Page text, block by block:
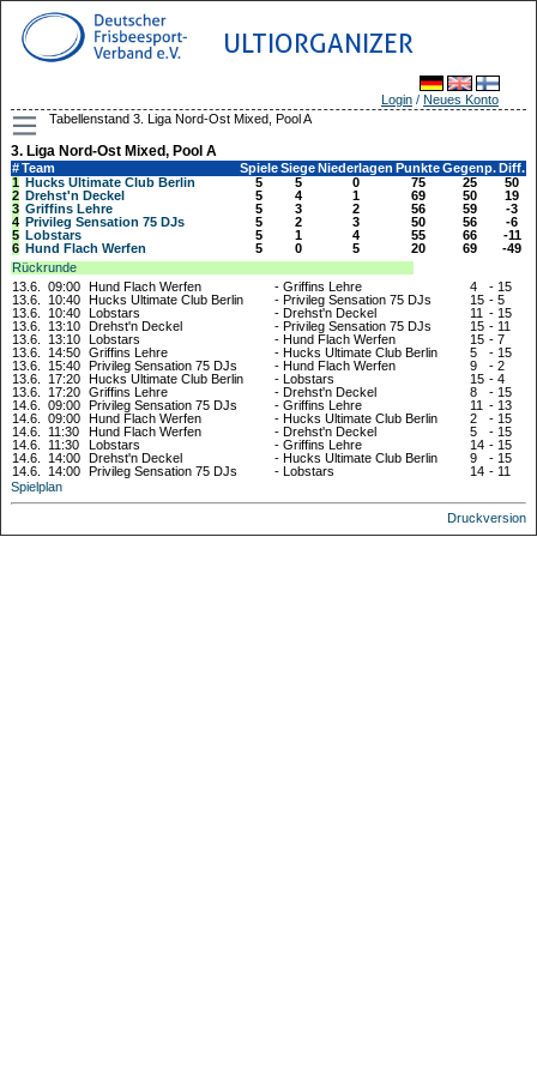
ULTIORGANIZER
Login / Neues Konto
Tabellenstand 3. Liga Nord-Ost Mixed, Pool A
3. Liga Nord-Ost Mixed, Pool A
#Team SpieleSiege Niederlagen PunkteGegenp. Diff.
1 Hucks Ultimate Club Berlin 5 5 0 75 25
50
2 Drehst'n Deckel 5 4 1 69 50
19
3 Griffins Lehre 5 3 2 56 59
-3
4 Privileg Sensation 75 DJs 5 2 3 50 56
-6
5 Lobstars 5 1 4 55 66
-11
6 Hund Flach Werfen 5 0 5 20 69
-49
Rückrunde
13.6.
09:00 Hund Flach Werfen - Griffins Lehre 4 - 15
13.6.
10:40 Hucks Ultimate Club Berlin - Privileg Sensation 75 DJs 15 - 5
13.6.
10:40 Lobstars - Drehst'n Deckel 11 - 15
13.6.
13:10 Drehst'n Deckel - Privileg Sensation 75 DJs 15 - 11
13.6.
13:10 Lobstars - Hund Flach Werfen 15 - 7
13.6.
14:50 Griffins Lehre - Hucks Ultimate Club Berlin 5 - 15
13.6.
15:40 Privileg Sensation 75 DJs - Hund Flach Werfen 9 - 2
13.6.
17:20 Hucks Ultimate Club Berlin - Lobstars 15 - 4
13.6.
17:20 Griffins Lehre - Drehst'n Deckel 8 - 15
14.6.
09:00 Privileg Sensation 75 DJs - Griffins Lehre 11 - 13
14.6.
09:00 Hund Flach Werfen - Hucks Ultimate Club Berlin 2 - 15
14.6.
11:30 Hund Flach Werfen - Drehst'n Deckel 5 - 15
14.6.
11:30 Lobstars - Griffins Lehre 14 - 15
14.6.
14:00 Drehst'n Deckel - Hucks Ultimate Club Berlin 9 - 15
14.6.
14:00 Privileg Sensation 75 DJs - Lobstars 14 - 11
Spielplan
Druckversion